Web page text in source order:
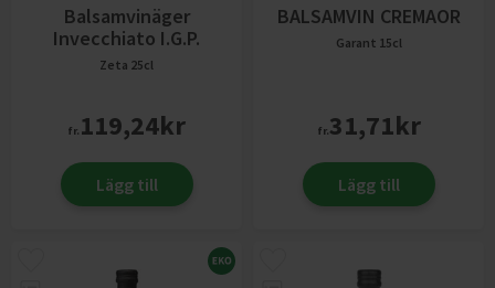
Balsamvinäger
Invecchiato I.G.P.
Zeta 25cl
fr. 119,24kr
Lägg till
BALSAMVIN CREMAOR
Garant 15cl
fr.31,71kr
Lägg till